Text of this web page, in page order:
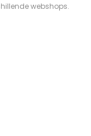
webshops.